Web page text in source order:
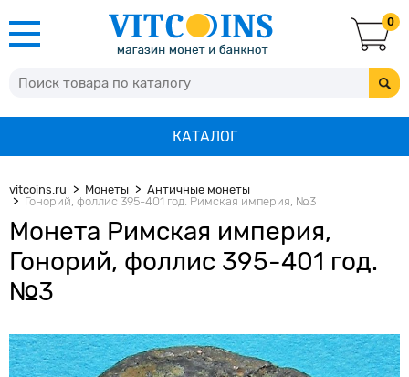
0
КАТАЛОГ
vitcoins.ru Монеты
Античные монеты
Гонорий, фоллис 395-401 год. Римская империя, №3
Монета Римская империя,
Гонорий, фоллис 395-401 год.
№3